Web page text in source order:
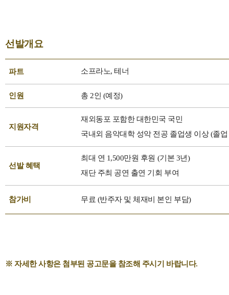
선발개요
파트 소프라노,테너
인원 총 2인 (예정)
지원자격
재외동포 포함한 대한민국 국민
국내외 음악대학 성악 전공 졸업생 이상(졸업
선발 혜택
최대 연 1,500만원 후원 (기본 3년)
재단 주최 공연 출연 기회 부여
참가비 무료 (반주자 및 체재비 본인 부담)
※ 자세한 사항은 첨부된 공고문을 참조해 주시기 바랍니다.